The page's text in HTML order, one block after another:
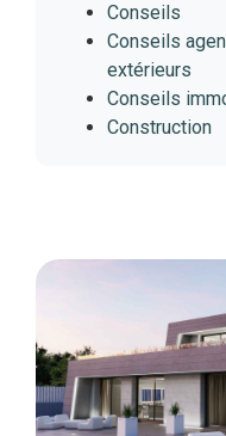
Conseils
Conseils
extérieurs
Conseils
Construction